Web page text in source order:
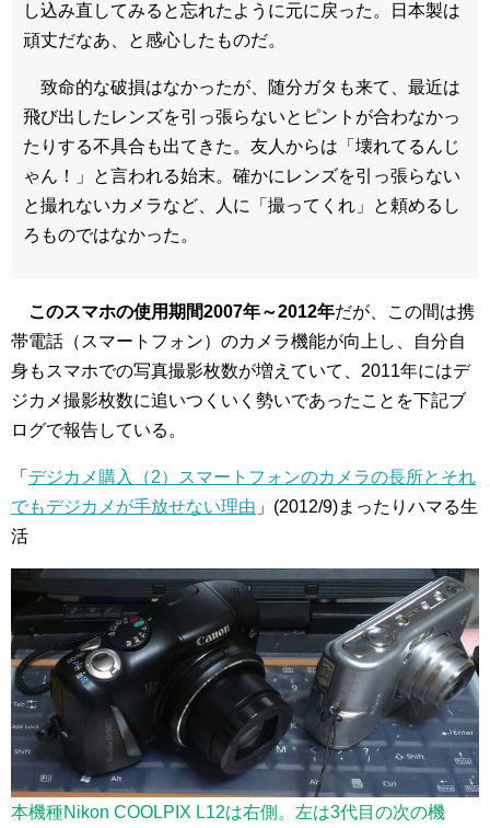
し込み直してみると忘れたように元に戻った。日本製は
頑丈だなあ、と感心したものだ。
致命的な破損はなかったが、随分ガタも来て、最近は
飛び出したレンズを引っ張らないとピントが合わなかっ
たりする不具合も出てきた。友人からは「壊れてるんじ
ゃん！」と言われる始末。確かにレンズを引っ張らない
と撮れないカメラなど、人に「撮ってくれ」と頼めるし
ろものではなかった。
このスマホの使用期間2007年～2012年だが、この間は携
帯電話（スマートフォン）のカメラ機能が向上し、自分自
身もスマホでの写真撮影枚数が増えていて、2011年にはデ
ジカメ撮影枚数に追いつくいく勢いであったことを下記ブ
ログで報告している。
「 デジカメ購入（2）スマートフォンのカメラの長所とそれ
でもデジカメが手放せない理由 」(2012/9)まったりハマる生
活
本機種Nikon COOLPIX L12は右側。左は3代目の次の機